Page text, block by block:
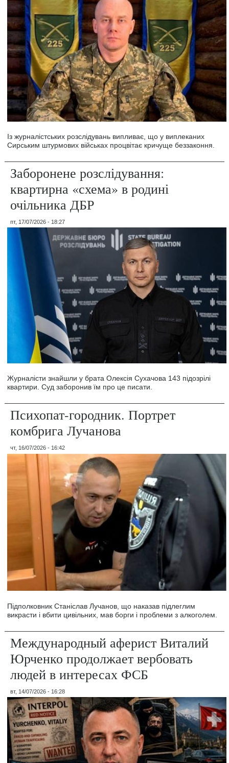
Із журналістських розслідувань випливає, що у виплеканих
Сирським штурмових військах процвітає кричуще беззаконня.
Заборонене розслідування:
квартирна «схема» в родині
очільника ДБР
пт, 17/07/2026 - 18:27
Журналісти знайшли у брата Олексія Сухачова 143 підозрілі
квартири. Суд заборонив їм про це писати.
Психопат-городник. Портрет
комбрига Лучанова
чт, 16/07/2026 - 16:42
Підполковник Станіслав Лучанов, що наказав підлеглим
викрасти і вбити цивільних, мав борги і проблеми з алкоголем.
Международный аферист Виталий
Юрченко продолжает вербовать
людей в интересах ФСБ
вт, 14/07/2026 - 16:28